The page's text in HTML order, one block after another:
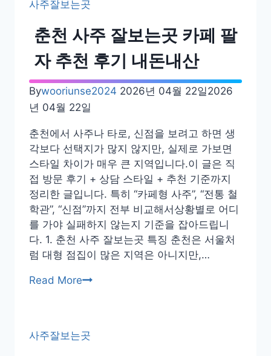
잘
보
는
곳
금
남
로
4
가
역
철
학
관
충
장
로
후
추
사주잘보는곳
춘천 사주 잘보는곳 카페 팔
자 추천 후기 내돈내산
Bywooriunse2024 2026년 04월 22일2026
년 04월 22일
춘천에서 사주나 타로, 신점을 보려고 하면 생
각보다 선택지가 많지 않지만, 실제로 가보면
스타일 차이가 매우 큰 지역입니다.이 글은 직
접 방문 후기 + 상담 스타일 + 추천 기준까지
정리한 글입니다. 특히 “카페형 사주”, “전통 철
학관”, “신점”까지 전부 비교해서상황별로 어디
를 가야 실패하지 않는지 기준을 잡아드립니
다. 1. 춘천 사주 잘보는곳 특징 춘천은 서울처
럼 대형 점집이 많은 지역은 아니지만,…
Read More춘
잘
사주잘보는곳